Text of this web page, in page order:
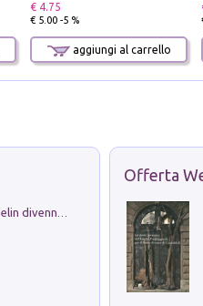
€ 4.75
€ 5.00 -5 %
aggiungi al carrello
Offerta